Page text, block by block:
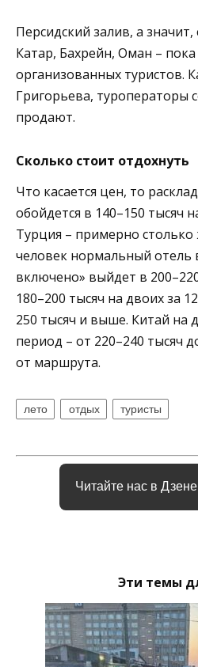
Персидский залив, а
Катар, Бахрейн, Оман –
организованных туристов.
Григорьева, туроператоры
продают.
Сколько стоит отдохнуть
Что касается цен, то
обойдется в 140–150 тысяч
Турция – примерно
человек нормальный отель
включено» выйдет в
180–200 тысяч на двоих за
250 тысяч и выше. Китай на
период – от 220–240 тысяч
от маршрута.
лето отдых туристы
Читайте нас в Дзене
Эти темы